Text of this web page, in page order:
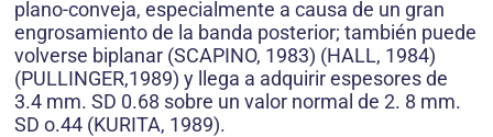
plano-conveja, especialmente a causa de un gran
engrosamiento de la banda posterior; también puede
volverse biplanar (SCAPINO, 1983) (HALL, 1984)
(PULLINGER,1989) y llega a adquirir espesores de
3.4 mm. SD 0.68 sobre un valor normal de 2. 8 mm.
SD o.44 (KURITA, 1989).